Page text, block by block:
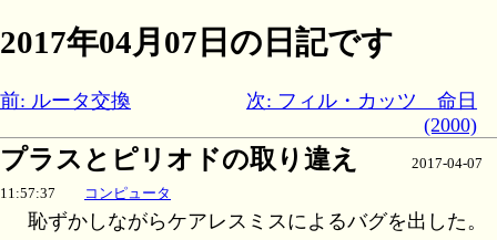
2017年04月07日の日記です
前: ルータ交換
次: フィル・カッツ 命日
(2000)
プラスとピリオドの取り違え
2017-04-07
11:57:37
コンピュータ
恥ずかしながらケアレスミスによるバグを出した。